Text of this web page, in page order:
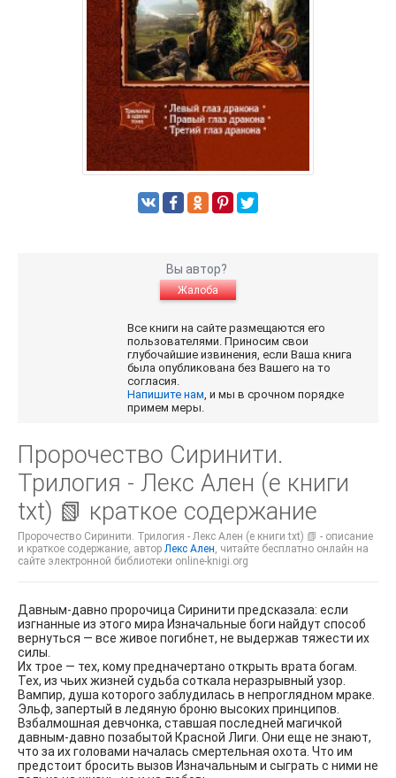
Вы автор?
Жалоба
Все книги на сайте размещаются его
пользователями. Приносим свои
глубочайшие извинения, если Ваша книга
была опубликована без Вашего на то
согласия.
Напишите нам, и мы в срочном порядке
примем меры.
Пророчество Сиринити.
Трилогия - Лекс Ален (е книги
txt) 📗 краткое содержание
Пророчество Сиринити. Трилогия - Лекс Ален (е книги txt) 📗 - описание
и краткое содержание, автор Лекс Ален, читайте бесплатно онлайн на
сайте электронной библиотеки online-knigi.org
Давным-давно пророчица Сиринити предсказала: если
изгнанные из этого мира Изначальные боги найдут способ
вернуться — все живое погибнет, не выдержав тяжести их
силы.
Их трое — тех, кому предначертано открыть врата богам.
Тех, из чьих жизней судьба соткала неразрывный узор.
Вампир, душа которого заблудилась в непроглядном мраке.
Эльф, запертый в ледяную броню высоких принципов.
Взбалмошная девчонка, ставшая последней магичкой
давным-давно позабытой Красной Лиги. Они еще не знают,
что за их головами началась смертельная охота. Что им
предстоит бросить вызов Изначальным и сыграть с ними не